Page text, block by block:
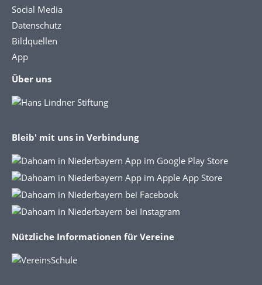
Social Media
Datenschutz
Bildquellen
App
Über uns
Bleib' mit uns in Verbindung
Nützliche Informationen für Vereine